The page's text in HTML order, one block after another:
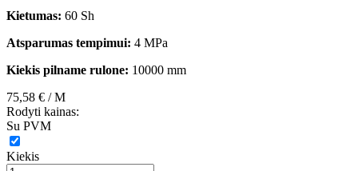
Kietumas: 60 Sh
Atsparumas tempimui: 4 MPa
Kiekis pilname rulone: 10000 mm
75,58 € / M
Rodyti kainas:
Su PVM
Kiekis